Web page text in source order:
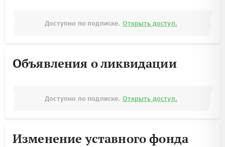
Доступно по подписке. Открыть доступ.
Объявления о ликвидации
Доступно по подписке. Открыть доступ.
Изменение уставного фонда